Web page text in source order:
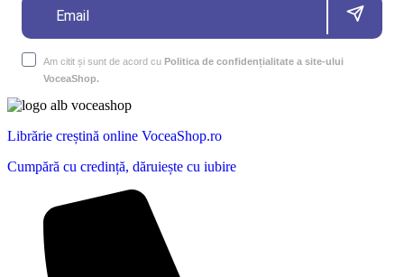
Am citit și sunt de acord cu Politica de confidențialitate a site-ului
VoceaShop.
Librărie creștină online VoceaShop.ro
Cumpără cu credință, dăruiește cu iubire